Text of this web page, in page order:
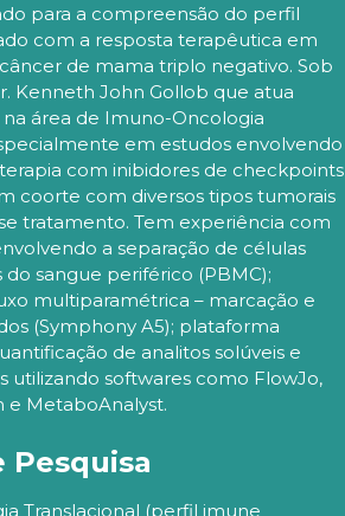
para a compreensão do perfil
com a resposta terapêutica em
de mama triplo negativo. Sob
Kenneth John Gollob que atua
área de Imuno-Oncologia
em estudos envolvendo
com inibidores de checkpoints
coorte com diversos tipos tumorais
tratamento. Tem experiência com
a separação de células
sangue periférico (PBMC);
multiparamétrica – marcação e
(Symphony A5); plataforma
de analitos solúveis e
utilizando softwares como FlowJo,
e MetaboAnalyst.
Pesquisa
Translacional (perfil imune